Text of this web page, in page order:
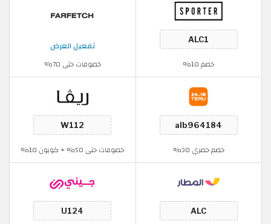
خصم 10%
تفعيل العرض
خصومات حتى 70%
خصم حصري 30% خصومات حتى 50% + كوبون 10%